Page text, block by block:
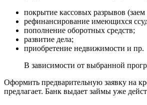
покрытие кассовых разрывов
рефинансирование имеющихся
пополнение оборотных средств;
развитие дела;
приобретение недвижимости и пр.
В зависимости от выбранной
Оформить предварительную заявку на
предлагает. Банк выдает займы уже